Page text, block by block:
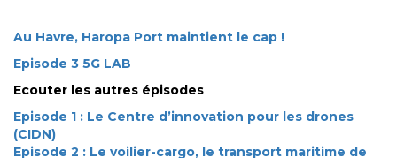
Au Havre, Haropa Port maintient le cap !
Episode 3 5G LAB
Ecouter les autres épisodes
Episode 1 : Le Centre d’innovation pour les drones
(CIDN)
Episode 2 : Le voilier-cargo, le transport maritime de